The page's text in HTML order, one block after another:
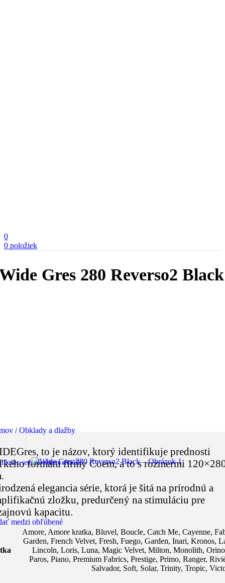
0
0 položiek
Gres 280 Reverso2 Black
sem ak chcete zväčšiť
/ Obklady a dlažby
to je názov, ktorý identifikuje prednosti
formátu firmy Coem, a to s rozmermi
elegancia série, ktorá je šitá na prírodnú a
zložku, predurčený na stimuláciu pre
kapacitu.
medzi obľúbené
Amore, Amore kratka, Bluvel, Boucle, Catch Me, Cayenne,
Garden, French Velvet, Fresh, Fuego, Garden, Inari, Kronos,
Lincoln, Loris, Luna, Magic Velvet, Milton, Monolith,
Paros, Piano, Premium Fabrics, Prestige, Primo, Ranger,
Salvador, Soft, Solar, Trinity, Tropic,